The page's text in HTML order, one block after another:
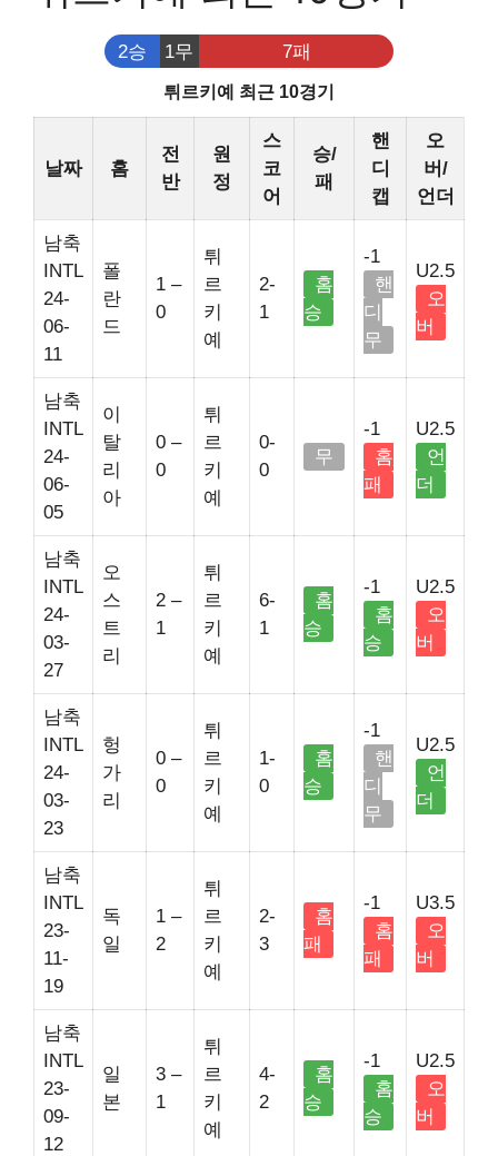
2승 1무 7패
튀르키예 최근 10경기
날짜 홈
전
반
원
정
스
코
어
승/
패
핸
디
캡
오
버/
언더
남축
INTL
24-
06-
11
폴
란
드
1 –
0
튀
르
키
예
2-
1
홈
승
-1
핸
디
무
U2.5
오
버
남축
INTL
24-
06-
05
이
탈
리
아
0 –
0
튀
르
키
예
0-
0
무
-1
홈
패
U2.5
언
더
남축
INTL
24-
03-
27
오
스
트
리
2 –
1
튀
르
키
예
6-
1
홈
승
-1
홈
승
U2.5
오
버
남축
INTL
24-
03-
23
헝
가
리
0 –
0
튀
르
키
예
1-
0
홈
승
-1
핸
디
무
U2.5
언
더
남축
INTL
23-
11-
19
독
일
1 –
2
튀
르
키
예
2-
3
홈
패
-1
홈
패
U3.5
오
버
남축
INTL
23-
09-
12
일
본
3 –
1
튀
르
키
예
4-
2
홈
승
-1
홈
승
U2.5
오
버